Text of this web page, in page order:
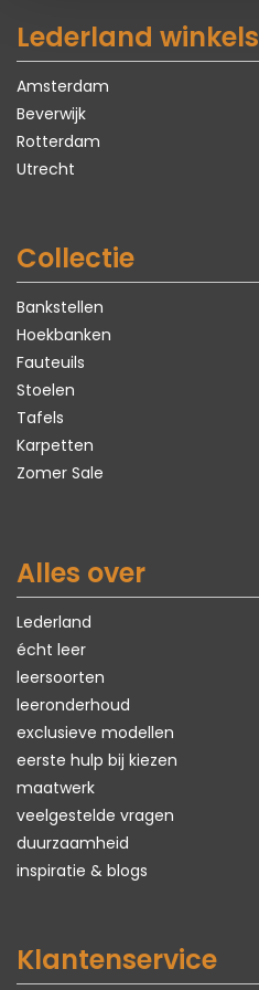
Lederland winkels
Amsterdam
Beverwijk
Rotterdam
Utrecht
Collectie
Bankstellen
Hoekbanken
Fauteuils
Stoelen
Tafels
Karpetten
Zomer Sale
Alles over
Lederland
écht leer
leersoorten
leeronderhoud
exclusieve modellen
eerste hulp bij kiezen
maatwerk
veelgestelde vragen
duurzaamheid
inspiratie & blogs
Klantenservice